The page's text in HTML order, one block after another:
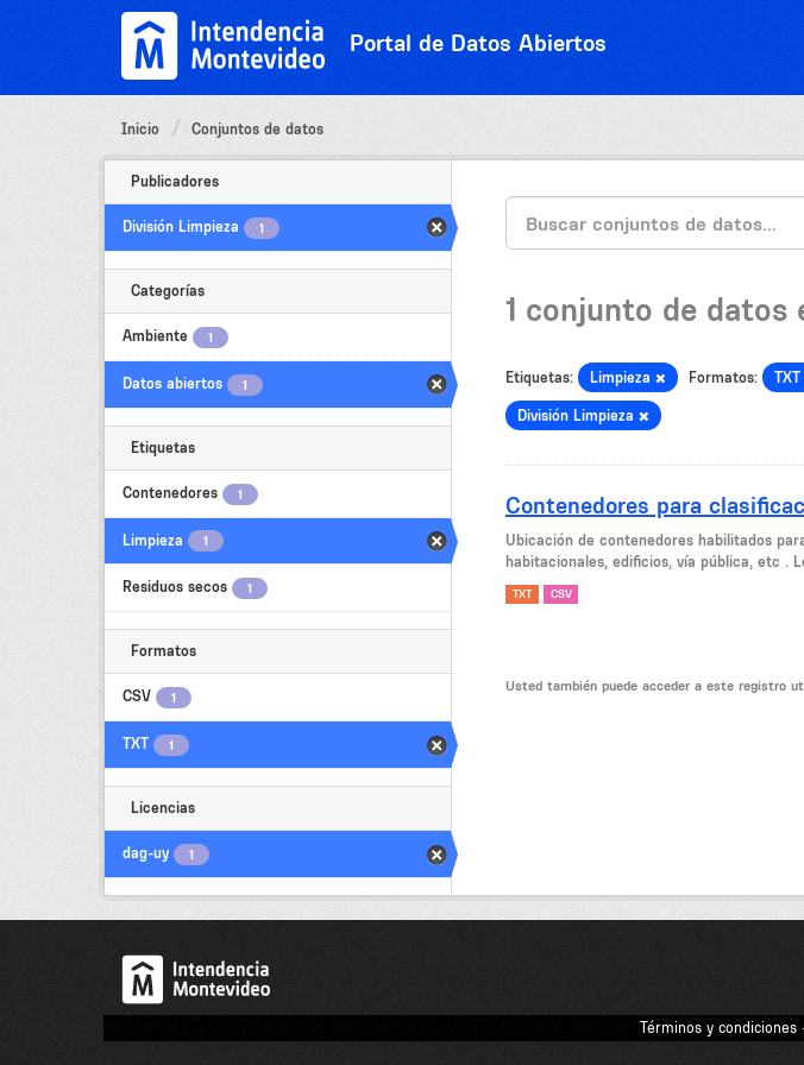
Portal de Datos Abiertos
Inicio Conjuntos de datos
Publicadores
División Limpieza 1
Categorías
Ambiente 1
Datos abiertos 1
Etiquetas
Contenedores 1
Limpieza 1
Residuos secos 1
Formatos
CSV 1
TXT 1
Licencias
dag-uy 1
1 conjunto de datos
Etiquetas: Limpieza Formatos: TXT
División Limpieza
Contenedores para
Ubicación de contenedores habilitados
habitacionales, edificios, vía pública, etc .
TXT CSV
Usted también puede acceder a este registro
Términos y